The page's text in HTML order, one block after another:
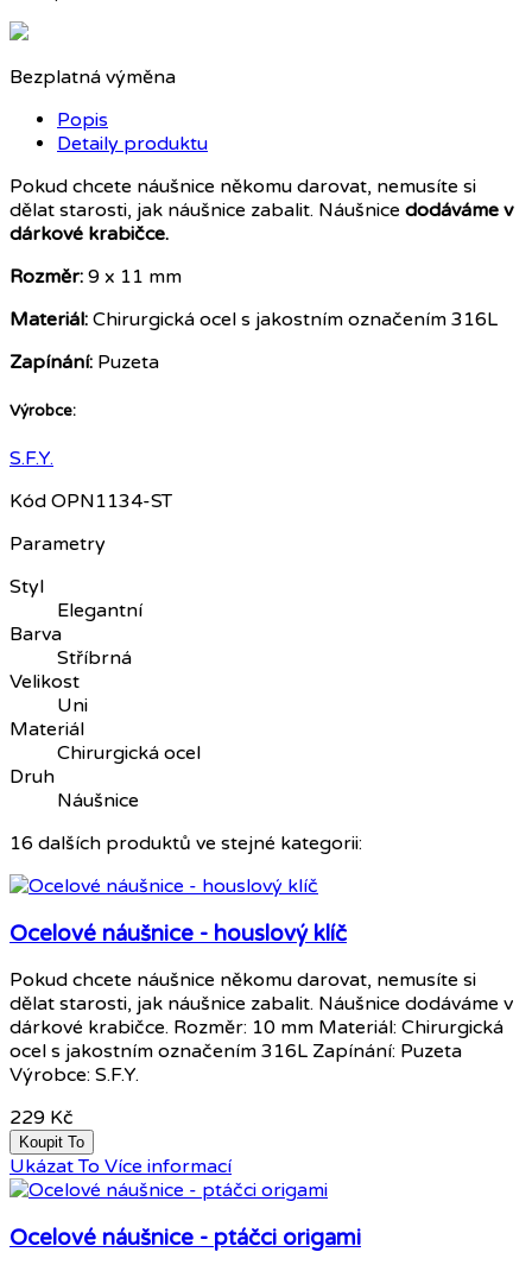
Bezplatná výměna
Popis
Detaily produktu
Pokud chcete náušnice někomu darovat, nemusíte si
dělat starosti, jak náušnice zabalit. Náušnice dodáváme v
dárkové krabičce.
Rozměr: 9 x 11 mm
Materiál: Chirurgická ocel s jakostním označením 316L
Zapínání: Puzeta
Výrobce:
S.F.Y.
Kód OPN1134-ST
Parametry
Styl
Elegantní
Barva
Stříbrná
Velikost
Uni
Materiál
Chirurgická ocel
Druh
Náušnice
16 dalších produktů ve stejné kategorii:
Ocelové náušnice - houslový klíč
Pokud chcete náušnice někomu darovat, nemusíte si
dělat starosti, jak náušnice zabalit. Náušnice dodáváme v
dárkové krabičce. Rozměr: 10 mm Materiál: Chirurgická
ocel s jakostním označením 316L Zapínání: Puzeta
Výrobce: S.F.Y.
229 Kč
Koupit To
Ukázat To Více informací
Ocelové náušnice - ptáčci origami